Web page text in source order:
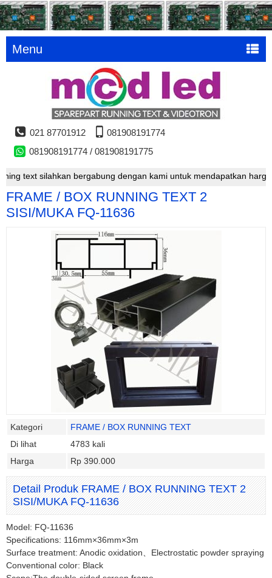
Menu
021 87701912
081908191774
081908191774 / 081908191775
silahkan bergabung dengan kami untuk mendapatkan harga
FRAME / BOX RUNNING TEXT 2
SISI/MUKA FQ-11636
Kategori
FRAME / BOX RUNNING TEXT
Di lihat
4783 kali
Harga
Rp 390.000
Detail Produk FRAME / BOX RUNNING TEXT 2
SISI/MUKA FQ-11636
Model: FQ-11636
Specifications: 116mm×36mm×3m
Surface treatment: Anodic oxidation、Electrostatic powder spraying
Conventional color: Black